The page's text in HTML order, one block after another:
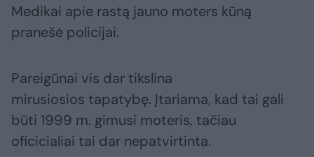
Medikai apie rastą jauno moters kūną
pranešė policijai.
Pareigūnai vis dar tikslina
mirusiosios tapatybę. Įtariama, kad tai gali
būti 1999 m. gimusi moteris, tačiau
oficicialiai tai dar nepatvirtinta.